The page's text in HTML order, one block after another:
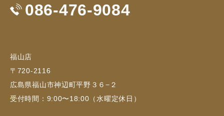
086-476-9084
福山店
〒720-2116
広島県福山市神辺町平野３６−２
受付時間：9:00〜18:00（水曜定休日）